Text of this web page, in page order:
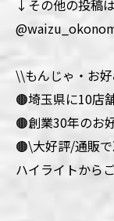
↓その他の投稿
\\もんじゃ・お
🟤埼玉県に10店
🟤創業30年のお
🟤\大好評/通販
ハイライトから